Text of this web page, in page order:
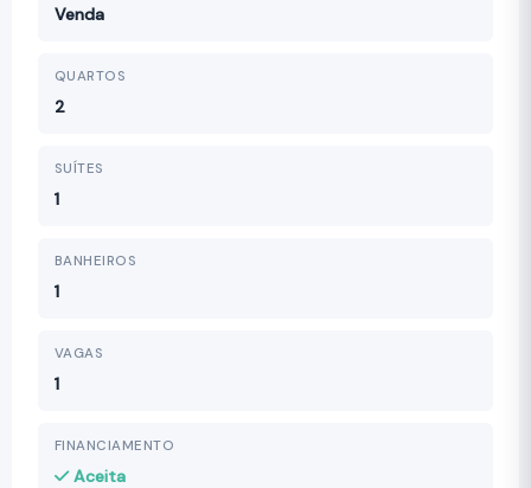
Venda
QUARTOS
2
SUÍTES
1
BANHEIROS
1
VAGAS
1
FINANCIAMENTO
Aceita